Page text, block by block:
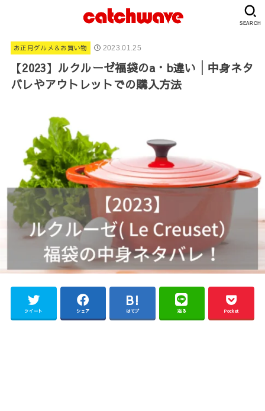
SEARCH
お正月グルメ＆お買い物 2023.01.25
【2023】ルクルーゼ福袋のa・b違い│中身ネタ
バレやアウトレットでの購入方法
ツイート シェア はてブ 送る Pocket